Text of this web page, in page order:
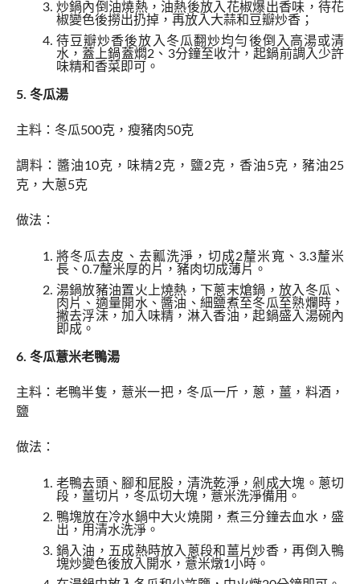
炒鍋內倒油燒熱，油熱後放入花椒爆出香味，待花
椒變色後撈出扔掉，再放入大蒜和豆瓣炒香；
待豆瓣炒香後放入冬瓜翻炒均勻後倒入高湯或清
水，蓋上鍋蓋燜2、3分鐘至收汁，起鍋前調入少許
味精和香菜即可。
5. 冬瓜湯
主料：冬瓜500克，瘦豬肉50克
調料：醬油10克，味精2克，鹽2克，香油5克，豬油25
克，大蔥5克
做法：
將冬瓜去皮、去瓤洗淨，切成2釐米寬、3.3釐米
長、0.7釐米厚的片，豬肉切成薄片。
湯鍋放豬油置火上燒熱，下蔥末熗鍋，放入冬瓜、
肉片、適量開水、醬油、細鹽煮至冬瓜至熟爛時，
撇去浮沫，加入味精，淋入香油，起鍋盛入湯碗內
即成。
6. 冬瓜薏米老鴨湯
主料：老鴨半隻，薏米一把，冬瓜一斤，蔥，薑，料酒，
鹽
做法：
老鴨去頭、腳和屁股，清洗乾淨，剁成大塊。蔥切
段，薑切片，冬瓜切大塊，薏米洗淨備用。
鴨塊放在冷水鍋中大火燒開，煮三分鐘去血水，盛
出，用清水洗淨。
鍋入油，五成熱時放入蔥段和薑片炒香，再倒入鴨
塊炒變色後放入開水，薏米燉1小時。